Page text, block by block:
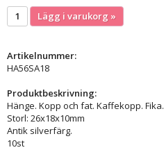
Lägg i varukorg »
Artikelnummer:
HA56SA18
Produktbeskrivning:
Hänge. Kopp och fat. Kaffekopp. Fika.
Storl: 26x18x10mm
Antik silverfärg.
10st